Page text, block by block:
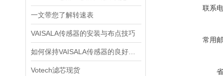
一文带您了解转速表
VAISALA传感器的安装与布点技巧
Votech滤芯现货
联系
常用